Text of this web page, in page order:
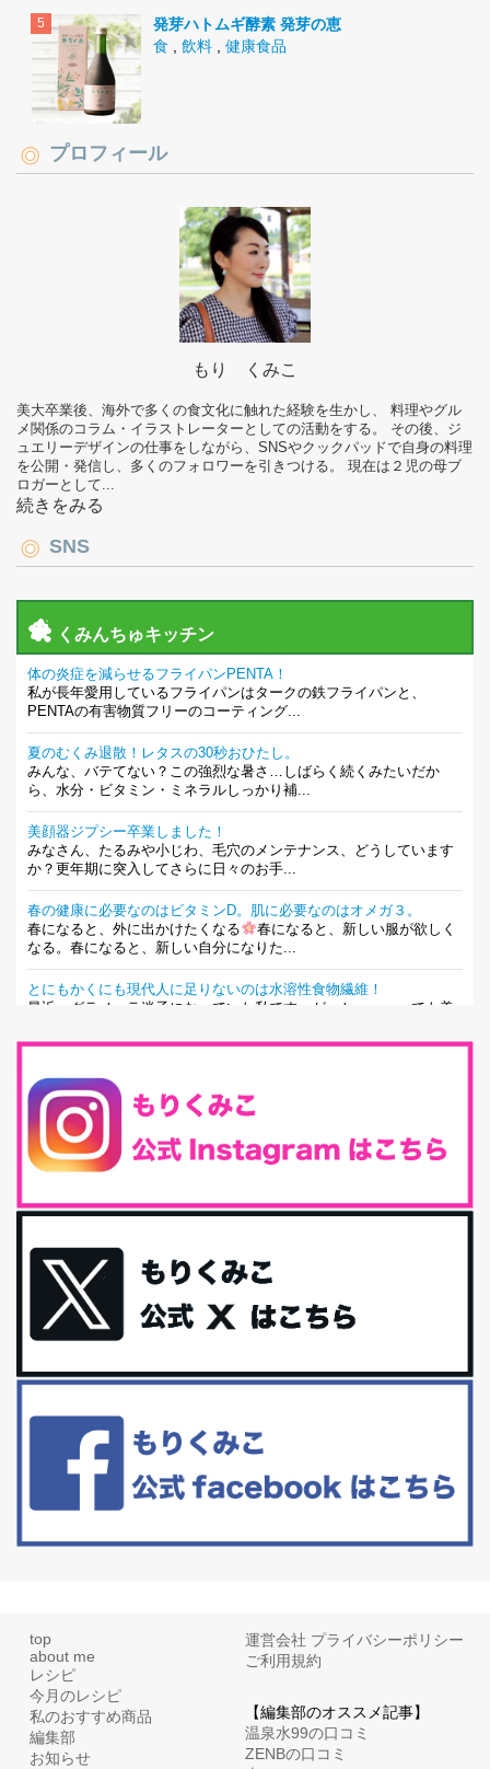
発芽ハトムギ酵素 発芽の恵
食
飲料 健康食品
プロフィール
もり くみこ
美大卒業後、海外で多くの食文化に触れた経験を生かし、 料理やグル
メ関係のコラム・イラストレーターとしての活動をする。 その後、ジ
ュエリーデザインの仕事をしながら、SNSやクックパッドで自身の料理
を公開・発信し、多くのフォロワーを引きつける。 現在は２児の母ブ
ロガーとして...
続きをみる
SNS
くみんちゅキッチン
体の炎症を減らせるフライパンPENTA！
私が長年愛用しているフライパンはタークの鉄フライパンと、
PENTAの有害物質フリーのコーティング...
夏のむくみ退散！レタスの30秒おひたし。
みんな、バテてない？この強烈な暑さ…しばらく続くみたいだか
ら、水分・ビタミン・ミネラルしっかり補...
美顔器ジプシー卒業しました！
みなさん、たるみや小じわ、毛穴のメンテナンス、どうしています
か？更年期に突入してさらに日々のお手...
春の健康に必要なのはビタミンD。肌に必要なのはオメガ３。
春になると、外に出かけたくなる
春になると、新しい服が欲しく
なる。春になると、新しい自分になりた...
とにもかくにも現代人に足りないのは水溶性食物繊維！
最近、グラノーラ迷子になっていた私です。が、と〜〜〜っても美
腸内環境を整えることは、健康維持の中でいっちばん大事！だと私
は思っています。 ヒトの免...
iHerb特大セール終了間近！みんな何買う？
最近お風呂上がりの炭酸水をシリカシリカにしているんだけど確か
今回は、最近毎回定期的に購入している「楽天ふるさと納税」の返
礼品トップ５を紹介します。今までいろ...
更年期を穏やかに乗りきるために今できる５つのこと。
アラフィフからの体と心の整え方。 私も気づけばアラフィフ、これ
といった更年期症状はまだ...
白髪・美容・免疫力、現代人に足りないのは海藻！
リーブオイルorごま油をたらす。&n...
top
about me
レシピ
今月のレシピ
私のおすすめ商品
編集部
お知らせ
運営会社 プライバシーポリシー
ご利用規約
【編集部のオススメ記事】
温泉水99の口コミ
ZENBの口コミ